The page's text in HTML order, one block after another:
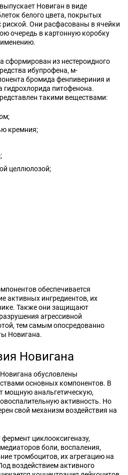
Новиган в виде
белого цвета, покрытых
Они расфасованы в ячейки
очередь в картонную коробку
сформирован из нестероидного
ибупрофена, м-
бромида фенпивериния и
гидрохлорида питофенона.
такими веществами:
кремния;
целлюлозой;
обеспечивается
активных ингредиентов, их
Также они защищают
агрессивной
тем самым опосредованно
Новигана.
Новигана
обусловлены
основных компонентов. В
мощную анальгетическую,
активность. Но
свой механизм воздействия на
циклооксигеназу,
боли, воспаления,
тромбоцитов, их агрегацию на
воздействием активного